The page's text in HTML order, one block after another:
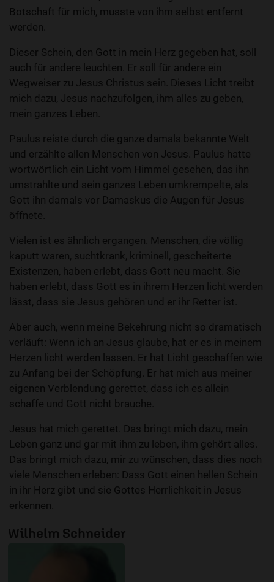
Botschaft für mich, musste von ihm selbst entfernt
werden.
Dieser Schein, den Gott in mein Herz gegeben hat, soll
auch für andere leuchten. Er soll für andere ein
Wegweiser zu Jesus Christus sein. Dieses Licht treibt
mich dazu, Jesus nachzufolgen, ihm alles zu geben,
mein ganzes Leben.
Paulus reiste durch die ganze damals bekannte Welt
und erzählte allen Menschen von Jesus. Paulus hatte
wortwörtlich ein Licht vom Himmel gesehen, das ihn
umstrahlte und sein ganzes Leben umkrempelte, als
Gott ihn damals vor Damaskus die Augen für Jesus
öffnete.
Vielen ist es ähnlich ergangen. Menschen, die völlig
kaputt waren, suchtkrank, kriminell, gescheiterte
Existenzen, haben erlebt, dass Gott neu macht. Sie
haben erlebt, dass Gott es in ihrem Herzen licht werden
lässt, dass sie Jesus gehören und er ihr Retter ist.
Aber auch, wenn meine Bekehrung nicht so dramatisch
verläuft: Wenn ich an Jesus glaube, hat er es in meinem
Herzen licht werden lassen. Er hat Licht geschaffen wie
zu Anfang bei der Schöpfung. Er hat mich aus meiner
eigenen Verblendung gerettet, dass ich es allein
schaffe und Gott nicht brauche.
Jesus hat mich gerettet. Das bringt mich dazu, mein
Leben ganz und gar mit ihm zu leben, ihm gehört alles.
Das bringt mich dazu, mir zu wünschen, dass dies noch
viele Menschen erleben: Dass Gott einen hellen Schein
in ihr Herz gibt und sie Gottes Herrlichkeit in Jesus
erkennen.
Wilhelm Schneider